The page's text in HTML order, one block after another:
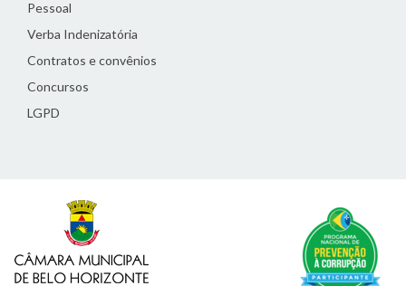
Pessoal
Verba Indenizatória
Contratos e convênios
Concursos
LGPD